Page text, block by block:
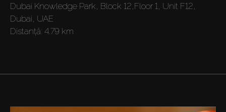
About Us
Dubai Knowledge Park, Block 12,Floor 1, Unit F12,
Dubai, UAE
Distanţă: 4.79 km